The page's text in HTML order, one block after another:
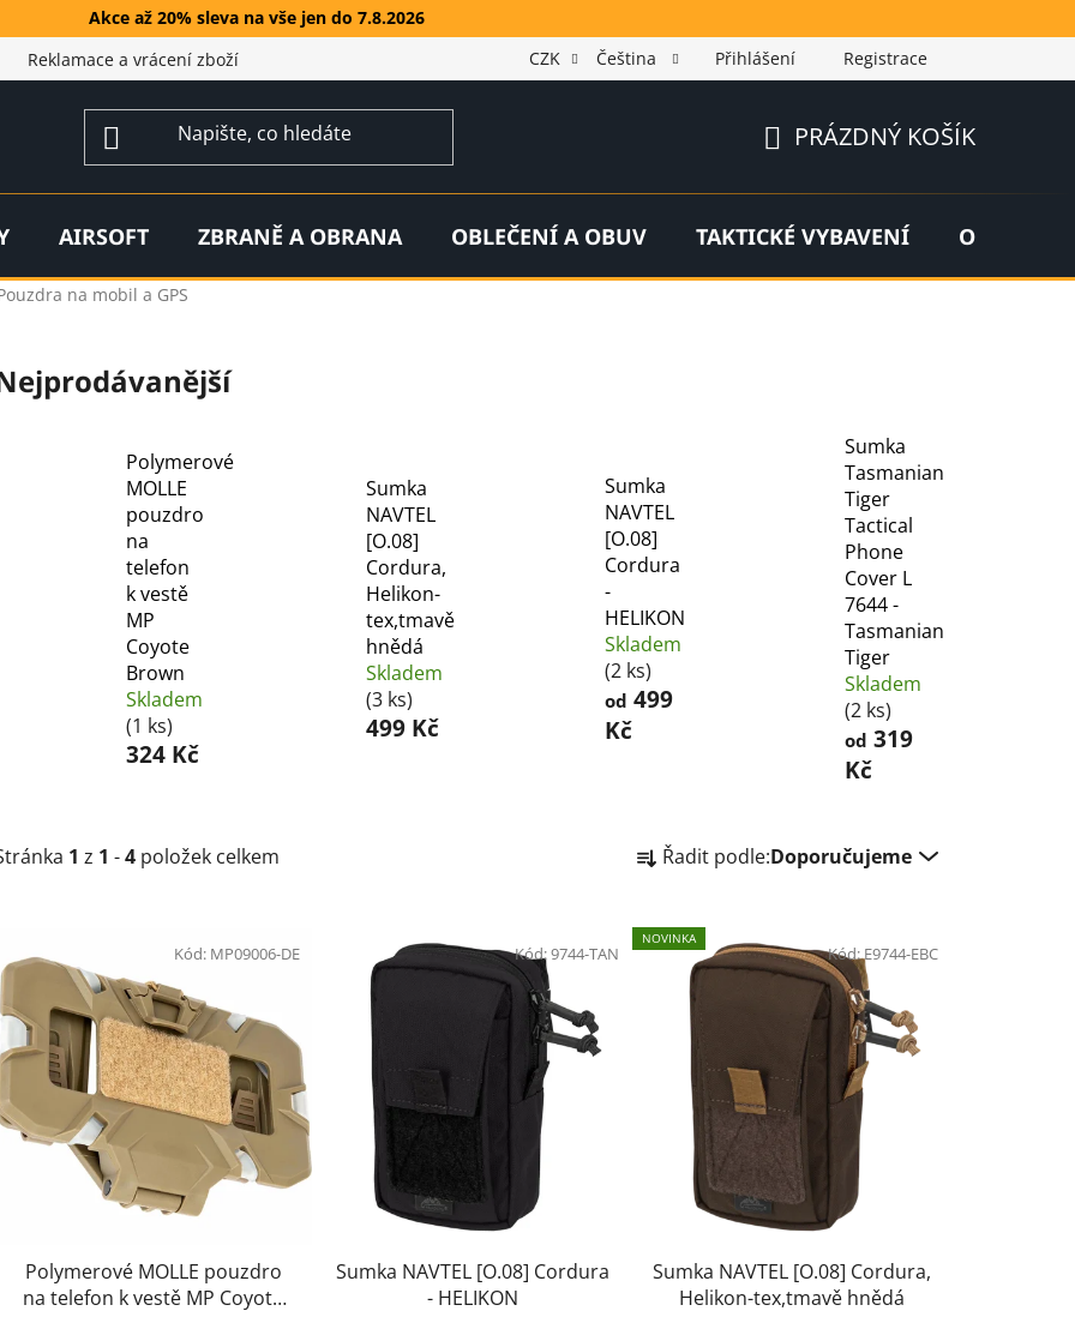
Akce až 20% sleva na vše jen do 7.8.2026
Reklamace a vrácení zboží CZK Čeština Přihlášení Registrace
KOŠÍK
PRÁZDNÝ KOŠÍK
AIRSOFT ZBRANĚ A OBRANA OBLEČENÍ A OBUV TAKTICKÉ VYBAVENÍ OUTDOOR
na mobil a GPS
Polymerové
MOLLE
pouzdro
na
telefon
k vestě
MP
Coyote
Brown
Skladem
(1 ks)
324 Kč
Sumka
NAVTEL
[O.08]
Cordura,
Helikon-
tex,tmavě
hnědá
Skladem
(3 ks)
499 Kč
Sumka
NAVTEL
[O.08]
Cordura
-
HELIKON
Skladem
(2 ks)
od 499
Kč
Sumka
Tasmanian
Tiger
Tactical
Phone
Cover L
7644 -
Tasmanian
Tiger
Skladem
(2 ks)
od 319
Kč
1 z 1 -4 položek celkem a
e
n
Řadit podle:Doporučujeme
ý
p
i
Polymerové MOLLE pouzdro
na telefon k vestě MP Coyote
Kód: MP09006-DE
Sumka NAVTEL [O.08] Cordura
- HELIKON
Kód:9744-TAN
NOVINKA
Sumka NAVTEL [O.08] Cordura,
Helikon-tex,tmavě hnědá
Kód:E9744-EBC